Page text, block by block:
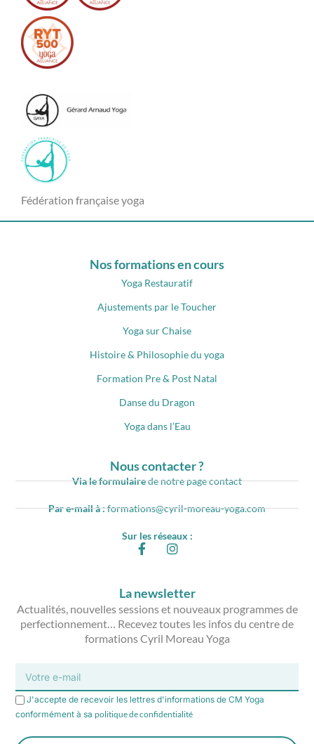
Fédération française yoga
Nos formations en cours
Yoga Restauratif
Ajustements par le Toucher
Yoga sur Chaise
Histoire & Philosophie du yoga
Formation Pre & Post Natal
Danse du Dragon
Yoga dans l’Eau
Nous contacter ?
Via le formulairede notre page contact
Par e-mail à :formations@cyril-moreau-yoga.com
Sur les réseaux :
La newsletter
Actualités, nouvelles sessions et nouveaux programmes de
perfectionnement… Recevez toutes les infos du centre de
formations Cyril Moreau Yoga
J'accepte de recevoir les lettres d'informations de CM Yoga
conformément à sapolitique de confidentialité